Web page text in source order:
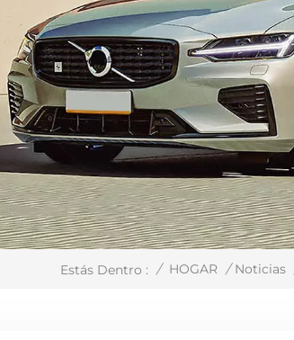
Estás Dentro : / HOGAR / Noticias